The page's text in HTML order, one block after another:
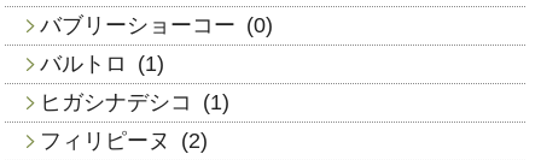
バブリーショーコー (0)
バルトロ
(1)
ヒガシナデシコ
(1)
フィリピーヌ
(2)